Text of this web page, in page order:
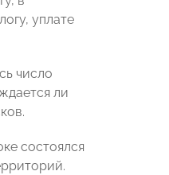
уплате
число
ли
состоялся